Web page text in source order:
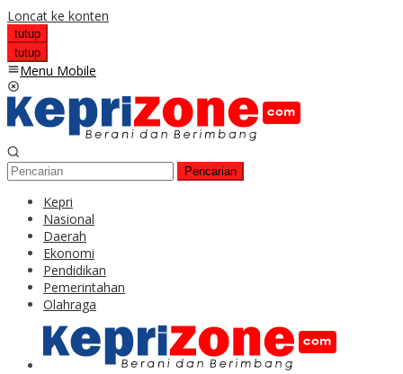
Loncat ke konten
tutup
tutup
Menu Mobile
Pencarian
Kepri
Nasional
Daerah
Ekonomi
Pendidikan
Pemerintahan
Olahraga